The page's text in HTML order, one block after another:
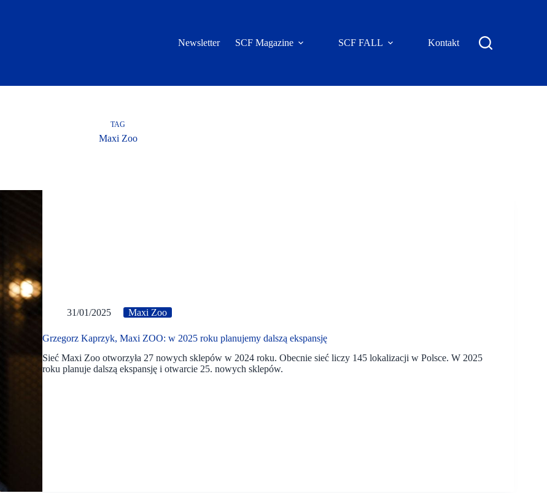
Newsletter SCF Magazine SCF FALL Kontakt
TAG
Maxi Zoo
31/01/2025 Maxi Zoo
Grzegorz Kaprzyk, Maxi ZOO: w 2025 roku planujemy dalszą ekspansję
Sieć Maxi Zoo otworzyła 27 nowych sklepów w 2024 roku. Obecnie sieć liczy 145 lokalizacji w Polsce. W 2025
roku planuje dalszą ekspansję i otwarcie 25. nowych sklepów.